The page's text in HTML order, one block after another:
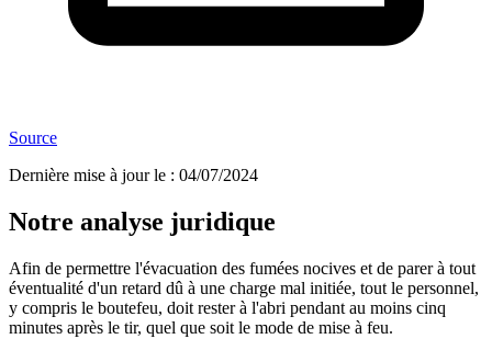
Source
Dernière mise à jour le : 04/07/2024
Notre analyse juridique
Afin de permettre l'évacuation des fumées nocives et de parer à tout
éventualité d'un retard dû à une charge mal initiée, tout le personnel,
y compris le boutefeu, doit rester à l'abri pendant au moins cinq
minutes après le tir, quel que soit le mode de mise à feu.